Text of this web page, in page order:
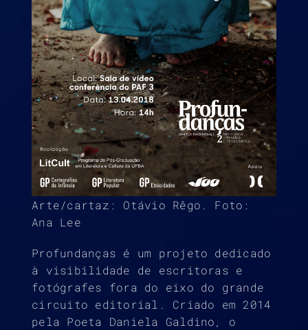
Arte/cartaz: Otávio Rêgo. Foto:
Ana Lee
Profundanças é um projeto dedicado
à visibilidade de escritoras e
fotógrafes fora do eixo do grande
circuito editorial. Criado em 2014
pela Poeta Daniela Galdino, o